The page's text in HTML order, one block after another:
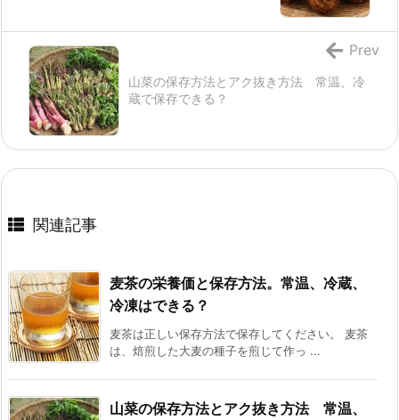
山菜の保存方法とアク抜き方法 常温、冷
蔵で保存できる？
Prev
関連記事
麦茶の栄養価と保存方法。常温、冷蔵、
冷凍はできる？
麦茶は正しい保存方法で保存してください。 麦茶
は、焙煎した大麦の種子を煎じて作っ ...
山菜の保存方法とアク抜き方法 常温、